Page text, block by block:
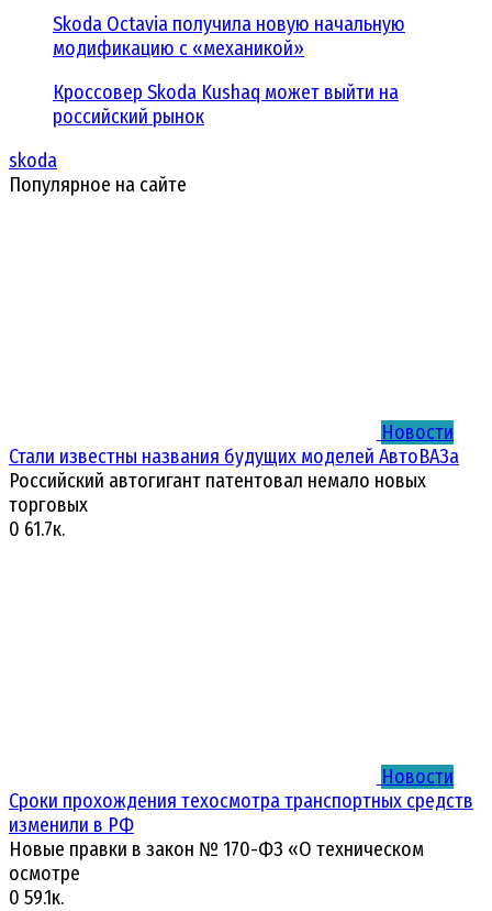
Skoda Octavia получила новую начальную
модификацию с «механикой»
Кроссовер Skoda Kushaq может выйти на
российский рынок
skoda
Популярное на сайте
Новости
Стали известны названия будущих моделей АвтоВАЗа
Российский автогигант патентовал немало новых
торговых
0 61.7к.
Новости
Сроки прохождения техосмотра транспортных средств
изменили в РФ
Новые правки в закон № 170-ФЗ «О техническом
осмотре
0 59.1к.